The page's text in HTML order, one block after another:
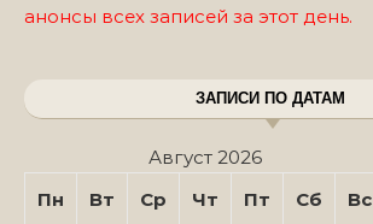
анонсы всех записей за этот день.
ЗАПИСИ ПО ДАТАМ
Август 2026
Пн
Вт Ср Чт Пт Сб Вс